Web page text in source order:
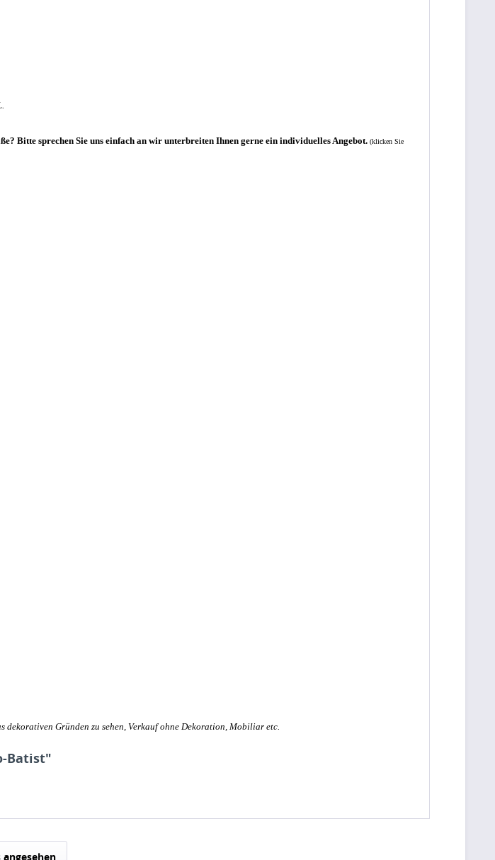
Bitte sprechen Sie uns einfach an wir unterbreiten Ihnen gerne ein individuelles Angebot. (klicken Sie
Gründen zu sehen, Verkauf ohne Dekoration, Mobiliar etc.
Batist"